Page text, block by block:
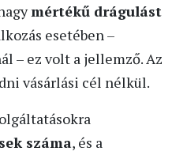
mértékű drágulást
esetében –
– ez volt a jellemző. Az
vásárlási cél nélkül.
száma, és a